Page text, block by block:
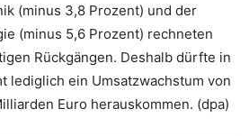
(minus 3,8 Prozent) und der
(minus 5,6 Prozent) rechneten
Rückgängen. Deshalb dürfte in
lediglich ein Umsatzwachstum von
Euro herauskommen. (dpa)